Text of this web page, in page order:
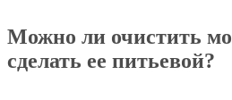
Можно ли очистить
сделать ее питьевой?